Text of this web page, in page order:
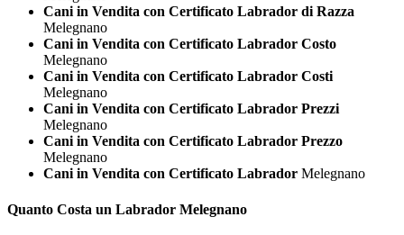
Cani in Vendita con Certificato Labrador di Razza
Melegnano
Cani in Vendita con Certificato Labrador Costo
Melegnano
Cani in Vendita con Certificato Labrador Costi
Melegnano
Cani in Vendita con Certificato Labrador Prezzi
Melegnano
Cani in Vendita con Certificato Labrador Prezzo
Melegnano
Cani in Vendita con Certificato Labrador Melegnano
Quanto Costa un Labrador Melegnano